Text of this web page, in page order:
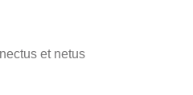
et netus